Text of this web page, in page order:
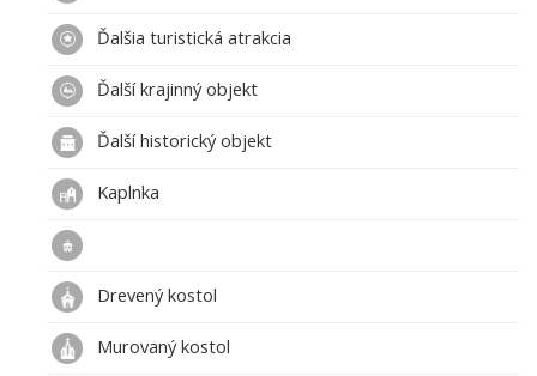
Ďalšia turistická atrakcia
Ďalší krajinný objekt
Ďalší historický objekt
Kaplnka
Drevený kostol
Murovaný kostol